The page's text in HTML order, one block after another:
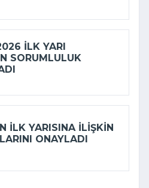
ILK YARI
SORUMLULUK
ILK YARISINA ILIŞKIN
ONAYLADI